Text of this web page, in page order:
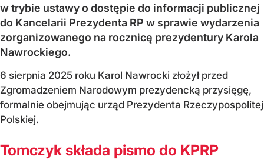
w trybie ustawy o dostępie do informacji publicznej
do Kancelarii Prezydenta RP w sprawie wydarzenia
zorganizowanego na rocznicę prezydentury Karola
Nawrockiego.
6 sierpnia 2025 roku Karol Nawrocki złożył przed
Zgromadzeniem Narodowym prezydencką przysięgę,
formalnie obejmując urząd Prezydenta Rzeczypospolitej
Polskiej.
Tomczyk składa pismo do KPRP